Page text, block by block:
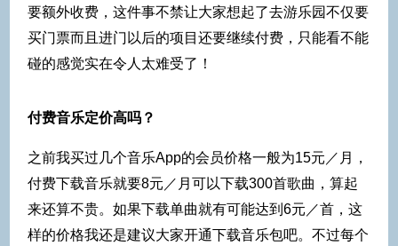
要额外收费，这件事不禁让大家想起了去游乐园不仅要
买门票而且进门以后的项目还要继续付费，只能看不能
碰的感觉实在令人太难受了！
付费音乐定价高吗？
之前我买过几个音乐App的会员价格一般为15元／月，
付费下载音乐就要8元／月可以下载300首歌曲，算起
来还算不贵。如果下载单曲就有可能达到6元／首，这
样的价格我还是建议大家开通下载音乐包吧。不过每个